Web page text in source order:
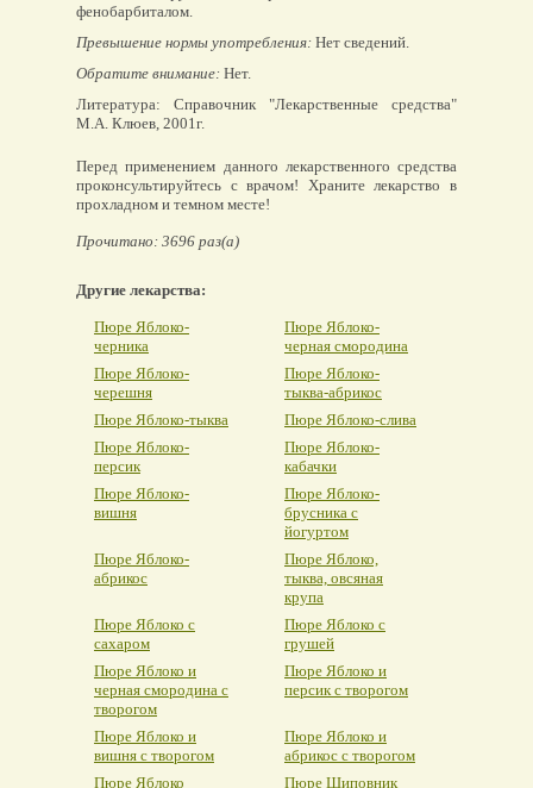
фенобарбиталом.
Превышение нормы употребления: Нет сведений.
Обратите внимание: Нет.
Литература: Справочник "Лекарственные средства"
М.А. Клюев, 2001г.
Перед применением данного лекарственного средства
проконсультируйтесь с врачом! Храните лекарство в
прохладном и темном месте!
Прочитано: 3696 раз(а)
Другие лекарства:
Пюре Яблоко-
черника
Пюре Яблоко-
черная смородина
Пюре Яблоко-
черешня
Пюре Яблоко-
тыква-абрикос
Пюре Яблоко-тыква
Пюре Яблоко-слива
Пюре Яблоко-
персик
Пюре Яблоко-
кабачки
Пюре Яблоко-
вишня
Пюре Яблоко-
брусника с
йогуртом
Пюре Яблоко-
абрикос
Пюре Яблоко,
тыква, овсяная
крупа
Пюре Яблоко с
сахаром
Пюре Яблоко с
грушей
Пюре Яблоко и
черная смородина с
творогом
Пюре Яблоко и
персик с творогом
Пюре Яблоко и
вишня с творогом
Пюре Яблоко и
абрикос с творогом
Пюре Яблоко
Пюре Шиповник